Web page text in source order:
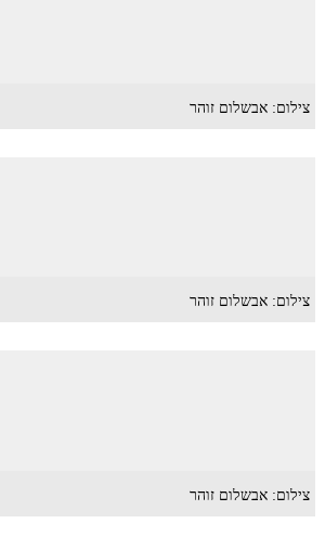
צילום: אבשלום זוהר
צילום: אבשלום זוהר
צילום: אבשלום זוהר